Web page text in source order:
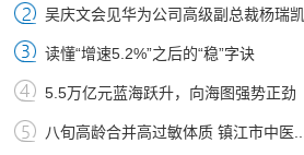
吴庆文会见华为公司高级副总裁杨瑞凯
读懂“增速5.2%”之后的“稳”字诀
5.5万亿元蓝海跃升，向海图强势正劲
八旬高龄合并高过敏体质 镇江市中医...